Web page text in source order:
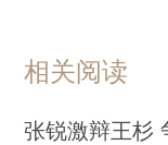
相关阅读
张锐激辩王杉